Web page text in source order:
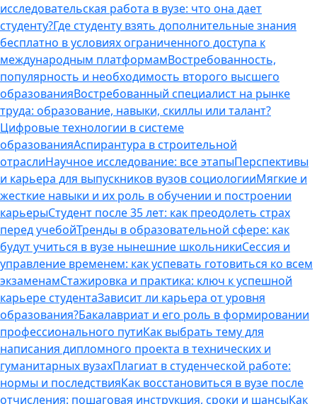
исследовательская работа в вузе: что она дает
студенту?Где студенту взять дополнительные знания
бесплатно в условиях ограниченного доступа к
международным платформамВостребованность,
популярность и необходимость второго высшего
образованияВостребованный специалист на рынке
труда: образование, навыки, скиллы или талант?
Цифровые технологии в системе
образованияАспирантура в строительной
отраслиНаучное исследование: все этапыПерспективы
и карьера для выпускников вузов социологииМягкие и
жесткие навыки и их роль в обучении и построении
карьерыСтудент после 35 лет: как преодолеть страх
перед учебойТренды в образовательной сфере: как
будут учиться в вузе нынешние школьникиСессия и
управление временем: как успевать готовиться ко всем
экзаменамСтажировка и практика: ключ к успешной
карьере студентаЗависит ли карьера от уровня
образования?Бакалавриат и его роль в формировании
профессионального путиКак выбрать тему для
написания дипломного проекта в технических и
гуманитарных вузахПлагиат в студенческой работе:
нормы и последствияКак восстановиться в вузе после
отчисления: пошаговая инструкция, сроки и шансыКак